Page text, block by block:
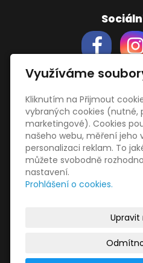
Obchodní
Zásady
Obrázky
a
OneDrive
HopToDesk
© 2026Libor Jiránek DE
Využíváme
Kliknutím na Přijmout
vybraných cookies (nutné,
marketingové). Cookies
našeho webu, měření jeho
personalizaci reklam. To
můžete svobodně
nastavení.
Prohlášení o cookies.